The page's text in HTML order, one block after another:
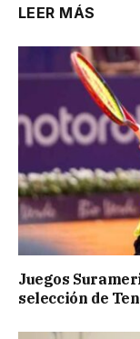
LEER MÁS
Juegos
selección de